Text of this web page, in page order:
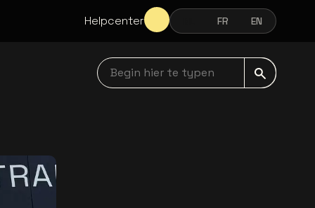
Helpcenter NEDERLANDSFRANÇAIS
FR ENGLISH
EN
Begin hier te typen navbar